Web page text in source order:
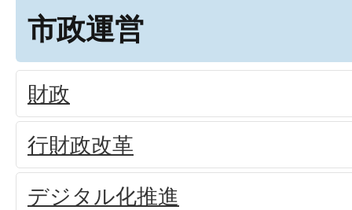
市政運営
財政
行財政改革
デジタル化推進